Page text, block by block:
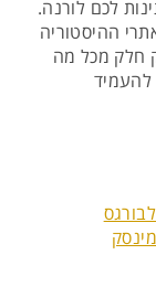
לכם לורנה.
ההיסטוריה
חלק מכל מה
להעמיד